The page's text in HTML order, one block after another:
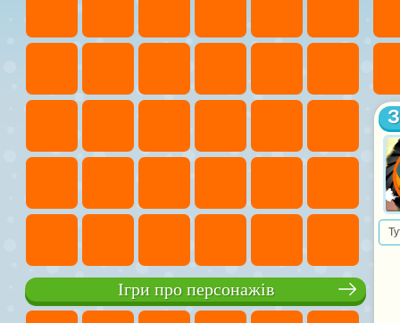
Ігри про персонажів